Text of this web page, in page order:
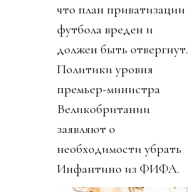
что план приватизации
футбола вреден и
должен быть отвергнут.
Политики уровня
премьер-министра
Великобритании
заявляют о
необходимости убрать
Инфантино из ФИФА.